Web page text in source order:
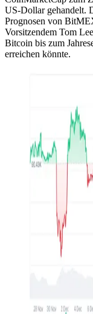
US-Dollar gehandelt.
Prognosen von
Vorsitzendem Tom
Bitcoin bis zum
erreichen könnte.